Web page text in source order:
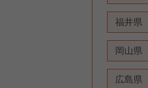
福井県
岡山県
広島県